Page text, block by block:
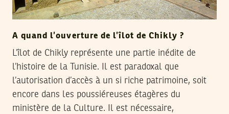
A quand l’ouverture de l’îlot de Chikly ?
L’îlot de Chikly représente une partie inédite de
l’histoire de la Tunisie. Il est paradoxal que
l’autorisation d’accès à un si riche patrimoine, soit
encore dans les poussiéreuses étagères du
ministère de la Culture. Il est nécessaire,